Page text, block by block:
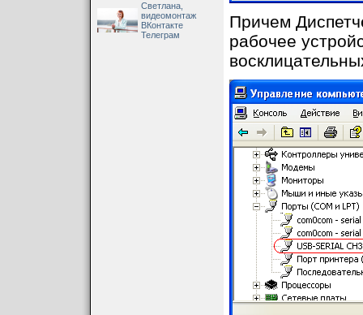
Светлана,
видеомонтаж
ВКонтакте
Телеграм
Причем
рабочее